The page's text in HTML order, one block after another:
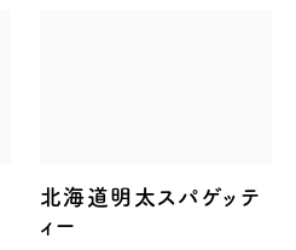
北海道明太スパゲッテ
ィー